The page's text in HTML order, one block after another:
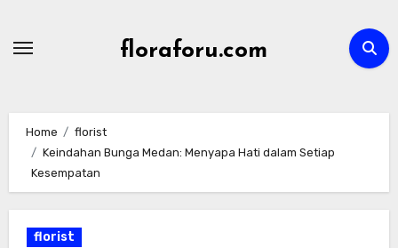
floraforu.com
Home
florist
Keindahan Bunga Medan: Menyapa Hati dalam Setiap
Kesempatan
florist